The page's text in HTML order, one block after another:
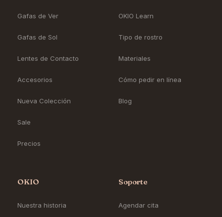
Gafas de Ver
Gafas de Sol
Lentes de Contacto
Accesorios
Nueva Colección
Sale
Precios
OKIO Learn
Tipo de rostro
Materiales
Cómo pedir en línea
Blog
OKIO
Nuestra historia
Soporte
Agendar cita